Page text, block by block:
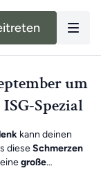
um
Spezial
kann deinen
dieseSchmerzen
einegroße